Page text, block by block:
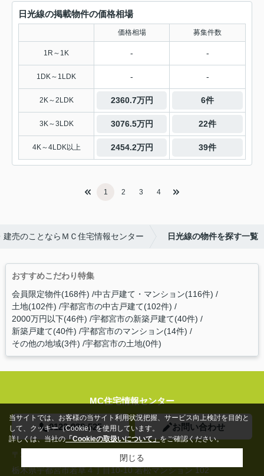
日光線の掲載物件の価格相場
価格相場 募集件数
1R～1K - -
1DK～1LDK - -
2K～2LDK 2360.7万円 6件
3K～3LDK 3076.5万円 22件
4K～4LDK以上 2454.2万円 39件
1 2 3 4
売のことならＭＣ住宅情報センター 日光線の物件を探す一覧
おすすめこだわり特集
会員限定物件(168件) 中古戸建て・マンション(116件)
土地(102件) 宇都宮市の中古戸建て(102件)
2000万円以下(46件) 宇都宮市の新築戸建て(40件)
新築戸建て(40件) 宇都宮市のマンション(14件)
その他の地域(3件) 宇都宮市の土地(0件)
MC住宅情報センター
0120-938-525 お問い合わせ
〒320-0072
栃木県宇都宮市若草４丁目10-10 若松マンション 102
当サイトでは、お客様の当サイト利用状況把握、サービス向上検討を目的と
して、クッキー（Cookie）を使用しています。
詳しくは、当社の「Cookieの取扱いについて」をご確認ください。
閉じる